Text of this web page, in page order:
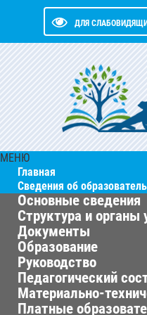
ДЛЯ
МЕНЮ
Главная
Сведения об
Основные сведения
Структура и органы
Документы
Образование
Руководство
Педагогический
Материально-
Платные